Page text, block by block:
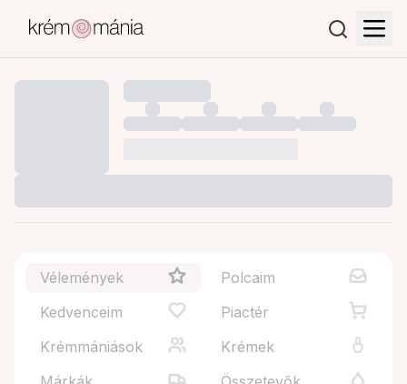
Vélemények
Polcaim
Kedvenceim
Piactér
Krémmániások
Krémek